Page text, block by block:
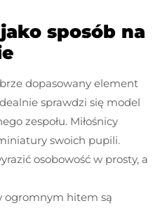
sposób na
dopasowany element
sprawdzi się model
zespołu. Miłośnicy
swoich pupili.
osobowość w prosty, a
ogromnym hitem są